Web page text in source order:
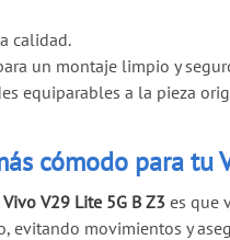
calidad.
un montaje limpio y
equiparables a la pieza
cómodo para tu
V29 Lite 5G B Z3es que
movimientos y